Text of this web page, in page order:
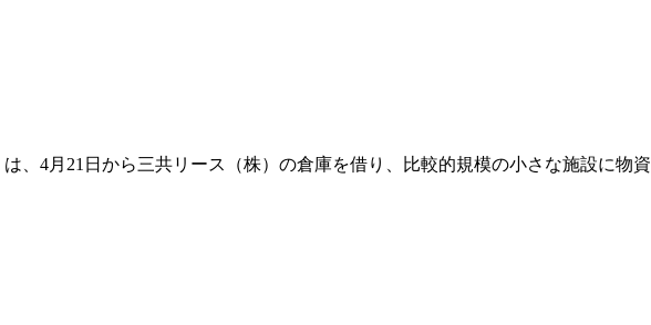
は、4月21日から三共リース（株）の倉庫を借り、比較的規模の小さな施設に物